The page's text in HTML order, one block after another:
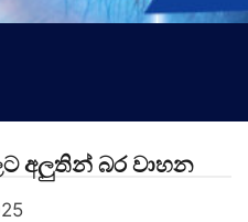
අලුතින් බර වාහන